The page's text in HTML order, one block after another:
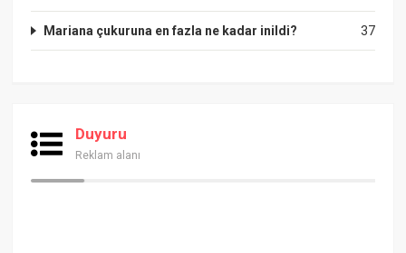
37
Mariana çukuruna en fazla ne kadar inildi?
Duyuru
Reklam alanı